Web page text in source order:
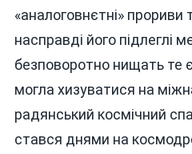
«аналоговнєтні» прориви
насправді його підлеглі
безповоротно нищать те
могла хизуватися на
радянський космічний
стався днями на